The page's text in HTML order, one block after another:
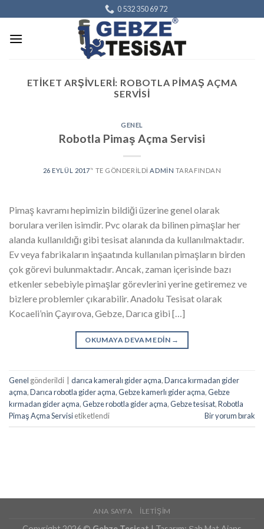
to
content
0 532 350 69 72
ETIKET ARŞIVLERI: ROBOTLA PIMAŞ AÇMA
SERVISI
GENEL
Robotla Pimaş Açma Servisi
26 EYLÜL 2017’' TE GÖNDERILDI ADMIN TARAFINDAN
Pimaş kavramı hepimizin bildiği üzerine genel olarak
borulara verilen isimdir. Pvc olarak da bilinen pimaşlar her
alanda kullanıldığı gibi tesisat alanında da kullanılmaktadır.
Ev veya fabrikaların inşaatında kullanılan pimaşların birden
çok görevi bulunmaktadır. Ancak, zaman içerisinde bazı
etkenler sebebiyle pimaşlar görevlerini yerine getiremez ve
bizlere problemler çıkarabilir. Anadolu Tesisat olarak
Kocaeli’nin Çayırova, Gebze, Darıca gibi […]
OKUMAYA DEVAM EDIN →
Genel gönderildi darıca kameralı gider açma,Darıca kırmadan gider
açma,Darıca robotla gider açma,Gebze kamerlı gider açma,Gebze
kırmadan gider açma,Gebze robotla gider açma,Gebze tesisat,Robotla
Pimaş Açma Servisietiketlendi Bir yorum bırak
ANA SAYFA İLETIŞIM